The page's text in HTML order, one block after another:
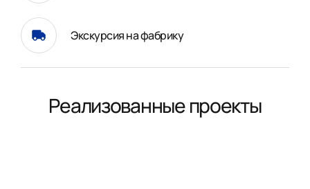
Экскурсия на фабрику
Реализованные проекты